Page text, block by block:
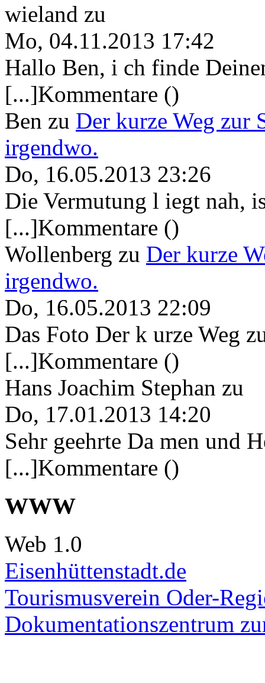
wieland zu
Mo, 04.11.2013 17:42
Hallo Ben, i ch finde
[...]Kommentare ()
Ben zu Der kurze Weg zur
irgendwo.
Do, 16.05.2013 23:26
Die Vermutung l iegt nah,
[...]Kommentare ()
Wollenberg zu Der kurze
irgendwo.
Do, 16.05.2013 22:09
Das Foto Der k urze Weg
[...]Kommentare ()
Hans Joachim Stephan zu
Do, 17.01.2013 14:20
Sehr geehrte Da men und
[...]Kommentare ()
WWW
Web 1.0
Eisenhüttenstadt.de
Tourismusverein Oder-
Dokumentationszentrum